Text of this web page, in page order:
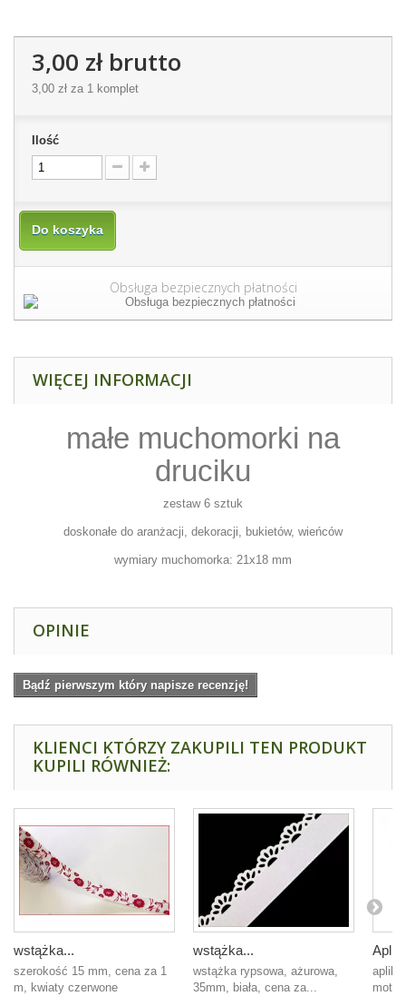
3,00 złbrutto
3,00 zł za 1 komplet
Ilość
Do koszyka
Obsługa bezpiecznych płatności
WIĘCEJ INFORMACJI
małe muchomorki na
druciku
zestaw 6 sztuk
doskonałe do aranżacji, dekoracji, bukietów, wieńców
wymiary muchomorka: 21x18 mm
OPINIE
Bądź pierwszym który napisze recenzję!
KLIENCI KTÓRZY ZAKUPILI TEN PRODUKT
KUPILI RÓWNIEŻ:
wstążka...
szerokość 15 mm, cena za 1
m, kwiaty czerwone
wstążka...
wstążka rypsowa, ażurowa,
35mm, biała, cena za...